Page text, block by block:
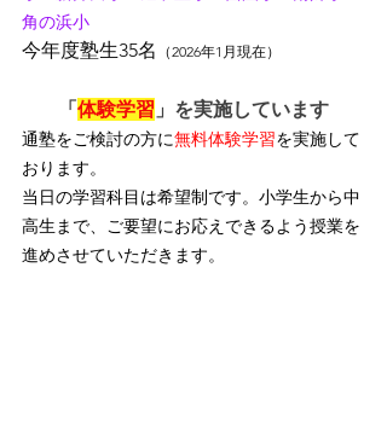
角の浜小
今年度塾生35名 （2026年1月現在）
「 体験学習 」を実施しています
通塾をご検討の方に無料体験学習を実施して
おります。
当日の学習科目は希望制です。小学生から中
高生まで、ご要望にお応えできるよう授業を
進めさせていただきます。